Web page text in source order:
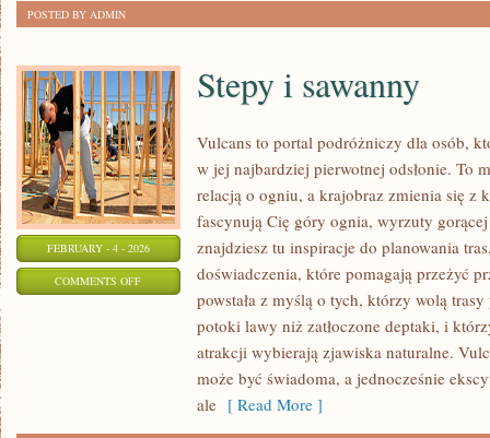
POSTED BY ADMIN
FEBRUARY - 4 - 2026
COMMENTS OFFON
Stepy i sawanny
Vulcans to portal podróżniczy dla osób,
w jej najbardziej pierwotnej odsłonie. To
relacją o ogniu, a krajobraz zmienia się z
fascynują Cię góry ognia, wyrzuty
znajdziesz tu inspiracje do planowania
doświadczenia, które pomagają przeżyć
powstała z myślą o tych, którzy wolą trasy
potoki lawy niż zatłoczone deptaki, i
atrakcji wybierają zjawiska naturalne.
może być świadoma, a jednocześnie
ale [ Read More ]